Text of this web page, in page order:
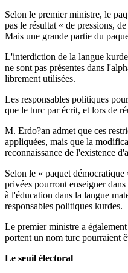
Selon le premier ministre, le
pas le résultat « de pressions,
Mais une grande partie du
L'interdiction de la langue
ne sont pas présentes dans
librement utilisées.
Les responsables politiques
que le turc par écrit, et lors de
M. Erdo?an admet que ces
appliquées, mais que la
reconnaissance de l'existence
Selon le « paquet démocratique
privées pourront enseigner
à l'éducation dans la langue
responsables politiques kurdes.
Le premier ministre a
portent un nom turc pourraient
Le seuil électoral